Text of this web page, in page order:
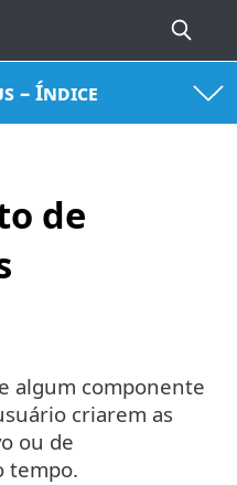
– Índice
de
algum componente
criarem as
ou de
tempo.